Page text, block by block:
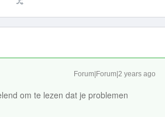
Forum|Forum|2 years ago
om te lezen dat je problemen